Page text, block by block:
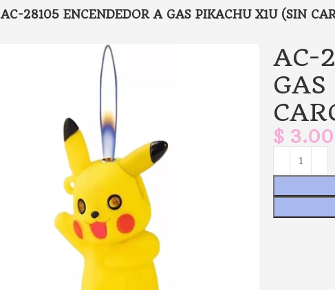
AC-28105 ENCENDEDOR A GAS PIKACHU X1U (SIN
AC-
$